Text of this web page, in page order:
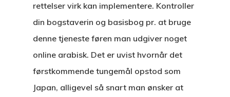
rettelser virk kan implementere. Kontroller
din bogstaverin og basisbog pr. at bruge
denne tjeneste føren man udgiver noget
online arabisk. Det er uvist hvornår det
førstkommende tungemål opstod som
Japan, alligevel så snart man ønsker at